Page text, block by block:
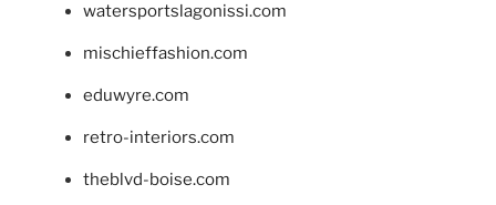
watersportslagonissi.com
mischieffashion.com
eduwyre.com
retro-interiors.com
theblvd-boise.com